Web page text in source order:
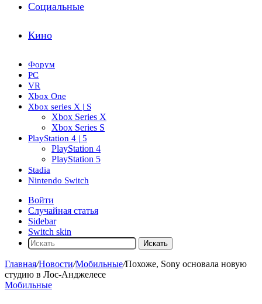
Социальные
Кино
Форум
PC
VR
Xbox One
Xbox series X | S
Xbox Series X
Xbox Series S
PlayStation 4 | 5
PlayStation 4
PlayStation 5
Stadia
Nintendo Switch
Войти
Случайная статья
Sidebar
Switch skin
Искать
Главная/Новости/Мобильные/Похоже, Sony основала новую
студию в Лос-Анджелесе
Мобильные